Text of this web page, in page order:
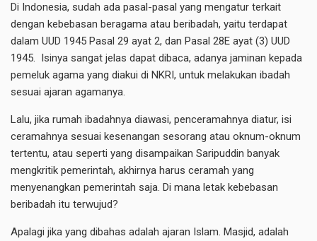
Di Indonesia, sudah ada pasal-pasal yang mengatur terkait
dengan kebebasan beragama atau beribadah, yaitu terdapat
dalam UUD 1945 Pasal 29 ayat 2, dan Pasal 28E ayat (3) UUD
1945. Isinya sangat jelas dapat dibaca, adanya jaminan kepada
pemeluk agama yang diakui di NKRI, untuk melakukan ibadah
sesuai ajaran agamanya.
Lalu, jika rumah ibadahnya diawasi, penceramahnya diatur, isi
ceramahnya sesuai kesenangan sesorang atau oknum-oknum
tertentu, atau seperti yang disampaikan Saripuddin banyak
mengkritik pemerintah, akhirnya harus ceramah yang
menyenangkan pemerintah saja. Di mana letak kebebasan
beribadah itu terwujud?
Apalagi jika yang dibahas adalah ajaran Islam. Masjid, adalah